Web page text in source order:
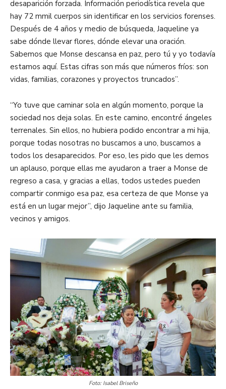
desaparición forzada. Información periodística revela que
hay 72 mmil cuerpos sin identificar en los servicios forenses.
Después de 4 años y medio de búsqueda, Jaqueline ya
sabe dónde llevar flores, dónde elevar una oración.
Sabemos que Monse descansa en paz, pero tú y yo todavía
estamos aquí. Estas cifras son más que números fríos: son
vidas, familias, corazones y proyectos truncados”.
“Yo tuve que caminar sola en algún momento, porque la
sociedad nos deja solas. En este camino, encontré ángeles
terrenales. Sin ellos, no hubiera podido encontrar a mi hija,
porque todas nosotras no buscamos a uno, buscamos a
todos los desaparecidos. Por eso, les pido que les demos
un aplauso, porque ellas me ayudaron a traer a Monse de
regreso a casa, y gracias a ellas, todos ustedes pueden
compartir conmigo esa paz, esa certeza de que Monse ya
está en un lugar mejor”, dijo Jaqueline ante su familia,
vecinos y amigos.
Foto: Isabel Briseño